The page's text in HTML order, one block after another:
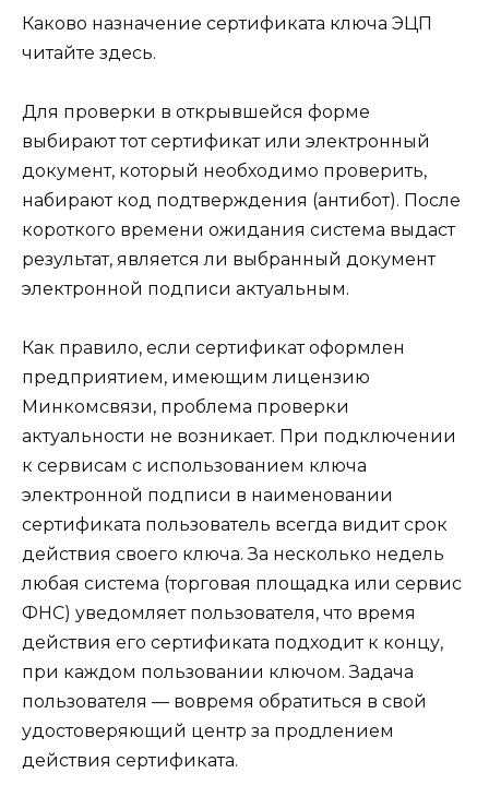
Каково назначение сертификата ключа ЭЦП
читайте здесь.
Для проверки в открывшейся форме
выбирают тот сертификат или электронный
документ, который необходимо проверить,
набирают код подтверждения (антибот). После
короткого времени ожидания система выдаст
результат, является ли выбранный документ
электронной подписи актуальным.
Как правило, если сертификат оформлен
предприятием, имеющим лицензию
Минкомсвязи, проблема проверки
актуальности не возникает. При подключении
к сервисам с использованием ключа
электронной подписи в наименовании
сертификата пользователь всегда видит срок
действия своего ключа. За несколько недель
любая система (торговая площадка или сервис
ФНС) уведомляет пользователя, что время
действия его сертификата подходит к концу,
при каждом пользовании ключом. Задача
пользователя — вовремя обратиться в свой
удостоверяющий центр за продлением
действия сертификата.